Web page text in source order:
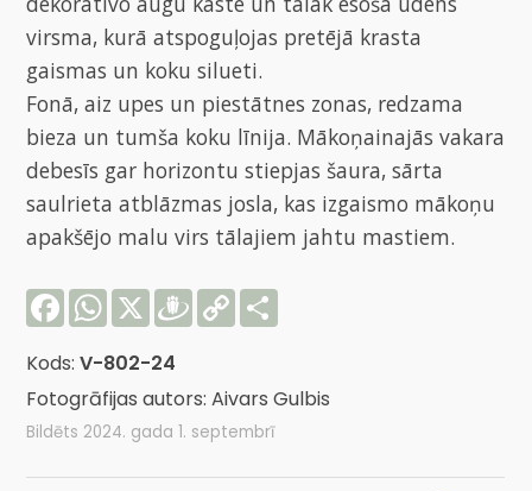
virsma, kurā atspoguļojas pretējā krasta
gaismas un koku silueti.
Fonā, aiz upes un piestātnes zonas, redzama
bieza un tumša koku līnija. Mākoņainajās vakara
debesīs gar horizontu stiepjas šaura, sārta
saulrieta atblāzmas josla, kas izgaismo mākoņu
apakšējo malu virs tālajiem jahtu mastiem.
FacebookWhatsApp
X Draugiem
Copy
Link
Kods:V-802-24
Fotogrāfijas autors: Aivars Gulbis
Bildēts 2024. gada 1. septembrī